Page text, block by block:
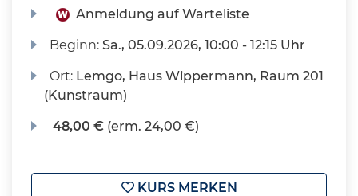
Anmeldung auf Warteliste
Beginn:Sa., 05.09.2026, 10:00 - 12:15 Uhr
Ort: Lemgo, Haus Wippermann, Raum 201
(Kunstraum)
48,00 € (erm. 24,00 €)
KURS MERKEN